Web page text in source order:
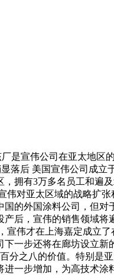
是宣伟公司在亚太地
落后 美国宣伟公司成
拥有3万多名员工和遍
对亚太区域的战略扩
的外国涂料公司，但
后，宣伟的销售领域将
伟才在上海嘉定成立
一步还将在廊坊设立
之八的价值。特别是
一步增加，为高技术